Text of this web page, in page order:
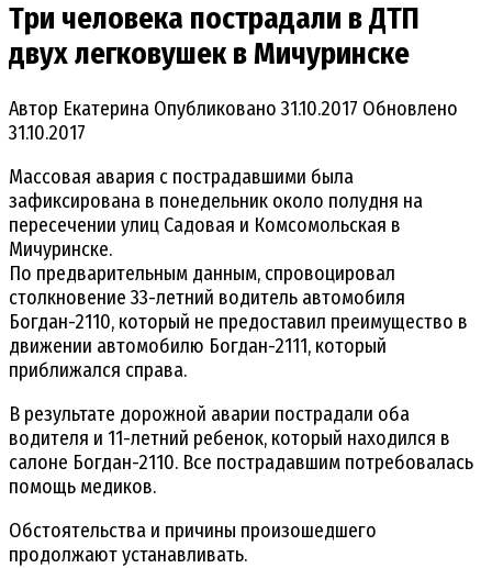
Три человека пострадали в ДТП
двух легковушек в Мичуринске
Автор Екатерина Опубликовано 31.10.2017 Обновлено
31.10.2017
Массовая авария с пострадавшими была
зафиксирована в понедельник около полудня на
пересечении улиц Садовая и Комсомольская в
Мичуринске.
По предварительным данным, спровоцировал
столкновение 33-летний водитель автомобиля
Богдан-2110, который не предоставил преимущество в
движении автомобилю Богдан-2111, который
приближался справа.
В результате дорожной аварии пострадали оба
водителя и 11-летний ребенок, который находился в
салоне Богдан-2110. Все пострадавшим потребовалась
помощь медиков.
Обстоятельства и причины произошедшего
продолжают устанавливать.